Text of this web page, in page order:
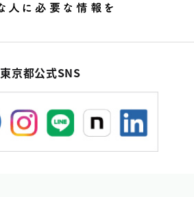
東京都公式SNS